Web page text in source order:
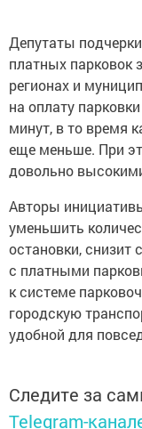
Депутаты
платных парковок
регионах и
на оплату
минут, в то время
еще меньше. При
довольно
Авторы
уменьшить
остановки, снизит
с платными
к системе
городскую
удобной для
Следите за
Telegram-